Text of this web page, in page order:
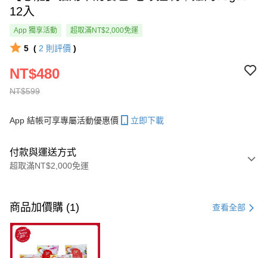
12入
App 獨享活動 超取滿NT$2,000免運
5 ( 2 則評價 )
NT$599
NT$480
App 結帳可享專屬活動優惠價 立即下載
付款與運送方式
超取滿NT$2,000免運
信用卡一次付款
超商取貨付款
LINE Pay
商品加價購 (1) 查看全部